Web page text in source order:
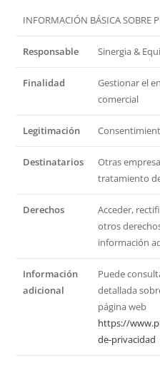
INFORMACIÓN BÁSICA SOBRE
Responsable Sinergia &
Finalidad
Gestionar el
comercial
Legitimación
Destinatarios
Otras
tratamiento
Derechos
Acceder,
otros
información
Información
adicional
Puede
detallada
página web
https://
de-privacidad